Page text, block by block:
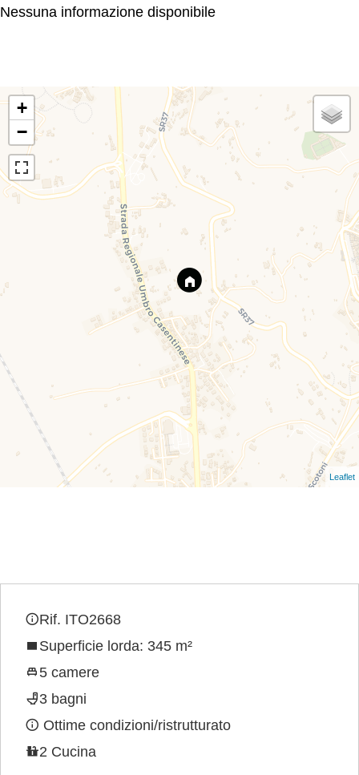
Nessuna informazione disponibile
+
−
Leaflet
Rif. ITO2668
Superficie lorda: 345 m²
5 camere
3 bagni
Ottime condizioni/ristrutturato
2 Cucina